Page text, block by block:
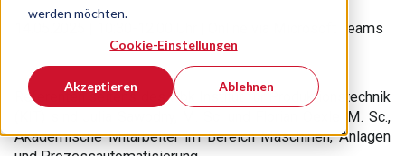
werden möchten.
Cookie-Einstellungen
Akzeptieren Ablehnen
Online via Microsoft Teams
Referenten seitens des wbk Institut für Produktionstechnik
(KIT) sind Julia Sawodny, M. Sc. und Florian Oexle, M. Sc.,
Akademische Mitarbeiter im Bereich Maschinen, Anlagen